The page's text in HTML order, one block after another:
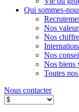
Qui sommes-
Nos
Nos
Nos
Nos biens
Toutes
Nous contacter